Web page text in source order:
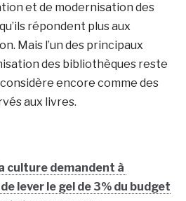
et de modernisation des
répondent plus aux
Mais l’un des principaux
des bibliothèques reste
considère encore comme des
aux livres.
culture demandent à
lever le gel de 3% du budget